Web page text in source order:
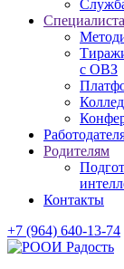
с ОВЗ
Родителям
Контакты
+7 (964) 640-13-74